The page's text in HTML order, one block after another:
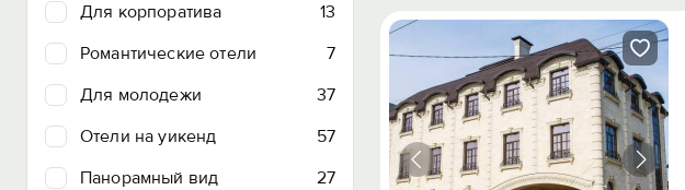
Для корпоратива
13
Романтические отели
7
Для молодежи
37
Отели на уикенд
57
Панорамный вид
27